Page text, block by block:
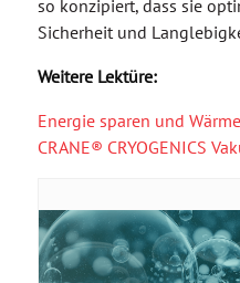
so konzipiert, dass sie
Sicherheit und
Weitere Lektüre:
Energie sparen und
CRANE® CRYOGENICS